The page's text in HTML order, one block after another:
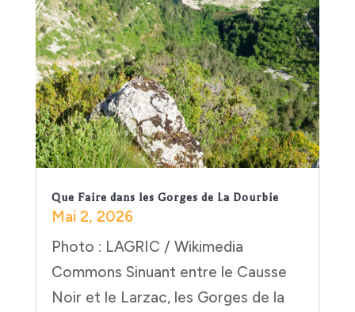
Que Faire dans les Gorges de La Dourbie
Mai 2, 2026
Photo : LAGRIC / Wikimedia
Commons Sinuant entre le Causse
Noir et le Larzac, les Gorges de la